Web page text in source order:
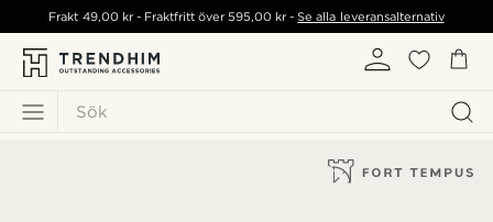
Sök
Frakt 49,00 kr- Fraktfritt över595,00 kr -Se alla leveransalternativ